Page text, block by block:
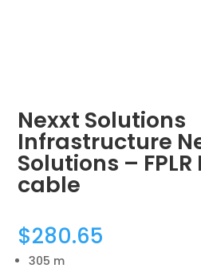
Nexxt Solutions
Infrastructure
Solutions –
cable
$280.65
305 m